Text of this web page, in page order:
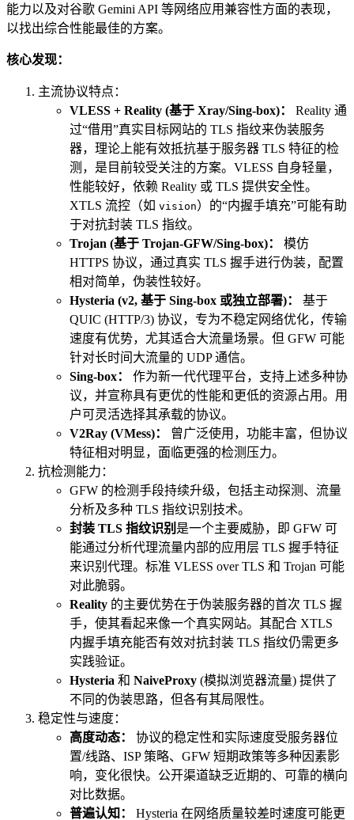
能力以及对谷歌 Gemini API 等网络应用兼容性方面的表现，
以找出综合性能最佳的方案。
核心发现：
主流协议特点：
VLESS + Reality (基于 Xray/Sing-box)：
Reality 通
过“借用”真实目标网站的 TLS 指纹来伪装服务
器，理论上能有效抵抗基于服务器 TLS 特征的检
测，是目前较受关注的方案。VLESS 自身轻量，
性能较好，依赖 Reality 或 TLS 提供安全性。
XTLS 流控（如 vision）的“内握手填充”可能有助
于对抗封装 TLS 指纹。
Trojan (基于 Trojan-GFW/Sing-box)：
模仿
HTTPS 协议，通过真实 TLS 握手进行伪装，配置
相对简单，伪装性较好。
Hysteria (v2, 基于 Sing-box 或独立部署)：
基于
QUIC (HTTP/3) 协议，专为不稳定网络优化，传输
速度有优势，尤其适合大流量场景。但 GFW 可能
针对长时间大流量的 UDP 通信。
Sing-box：
作为新一代代理平台，支持上述多种协
议，并宣称具有更优的性能和更低的资源占用。用
户可灵活选择其承载的协议。
V2Ray (VMess)：
曾广泛使用，功能丰富，但协议
特征相对明显，面临更强的检测压力。
抗检测能力：
GFW 的检测手段持续升级，包括主动探测、流量
分析及多种 TLS 指纹识别技术。
封装 TLS 指纹识别 是一个主要威胁，即 GFW 可
能通过分析代理流量内部的应用层 TLS 握手特征
来识别代理。标准 VLESS over TLS 和 Trojan 可能
对此脆弱。
Reality 的主要优势在于伪装服务器的首次 TLS 握
手，使其看起来像一个真实网站。其配合 XTLS
内握手填充能否有效对抗封装 TLS 指纹仍需更多
实践验证。
Hysteria 和 NaiveProxy (模拟浏览器流量) 提供了
不同的伪装思路，但各有其局限性。
稳定性与速度：
高度动态：
协议的稳定性和实际速度受服务器位
置/线路、ISP 策略、GFW 短期政策等多种因素影
响，变化很快。公开渠道缺乏近期的、可靠的横向
对比数据。
普遍认知：
Hysteria 在网络质量较差时速度可能更